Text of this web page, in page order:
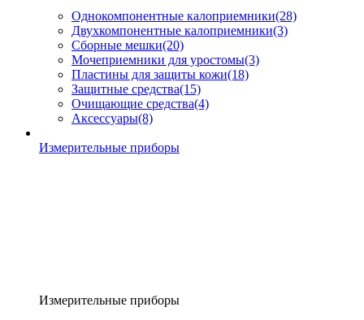
Однокомпонентные калоприемники(28)
Двухкомпонентные калоприемники(3)
Сборные мешки(20)
Мочеприемники для уростомы(3)
Пластины для защиты кожи(18)
Защитные средства(15)
Очищающие средства(4)
Аксессуары(8)
Измерительные приборы
Измерительные приборы